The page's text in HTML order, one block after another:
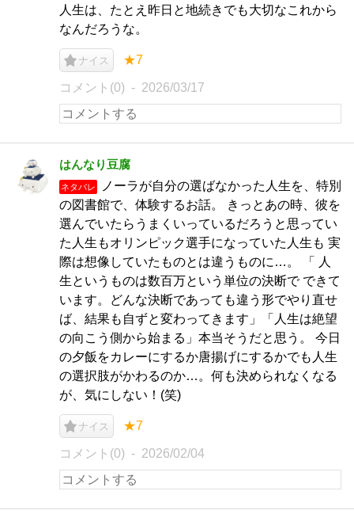
人生は、たとえ昨日と地続きでも大切なこれから
なんだろうな。
ナイス ★7
コメント(0) 2026/03/17
はんなり豆腐
ネタバレ
ノーラが自分の選ばなかった人生を、特別
の図書館で、体験するお話。 きっとあの時、彼を
選んでいたらうまくいっているだろうと思ってい
た人生もオリンピック選手になっていた人生も 実
際は想像していたものとは違うものに…。 「 人
生というものは数百万という単位の決断で できて
います。どんな決断であっても違う形でやり直せ
ば、結果も自ずと変わってきます」「人生は絶望
の向こう側から始まる」本当そうだと思う。 今日
の夕飯をカレーにするか唐揚げにするかでも人生
の選択肢がかわるのか…。何も決められなくなる
が、気にしない！(笑)
ナイス ★7
コメント(0) 2026/02/04